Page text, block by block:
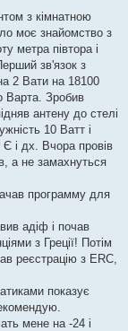
з кімнатною
моє знайомство з
метра півтора і
зв'язок з
2 Вати на 18100
Варта. Зробив
антену до стелі
10 Ватт і
Є і дх. Вчора провів
а не замахнуться
программу для
адіф і почав
з Греції! Потім
реєстрацію з ERC,
показує
мене на -24 і